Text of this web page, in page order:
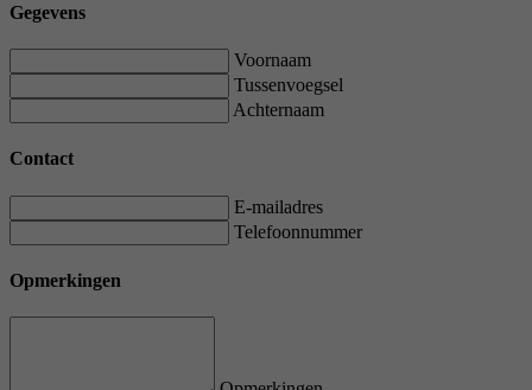
Gegevens
Voornaam
Tussenvoegsel
Achternaam
Contact
E-mailadres
Telefoonnummer
Opmerkingen